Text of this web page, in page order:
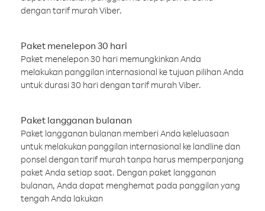
dengan tarif murah Viber.
Paket menelepon 30 hari
Paket menelepon 30 hari memungkinkan Anda
melakukan panggilan internasional ke tujuan pilihan Anda
untuk durasi 30 hari dengan tarif murah Viber.
Paket langganan bulanan
Paket langganan bulanan memberi Anda keleluasaan
untuk melakukan panggilan internasional ke landline dan
ponsel dengan tarif murah tanpa harus memperpanjang
paket Anda setiap saat. Dengan paket langganan
bulanan, Anda dapat menghemat pada panggilan yang
tengah Anda lakukan